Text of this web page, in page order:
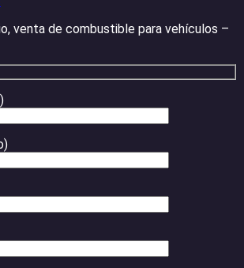
venta de combustible para vehículos –